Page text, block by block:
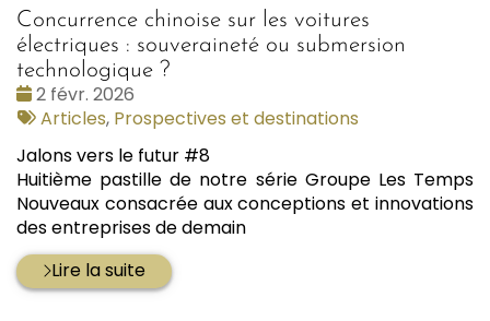
Concurrence chinoise sur les voitures
électriques : souveraineté ou submersion
technologique ?
Date
:
2 févr. 2026
Tags
Articles, Prospectives et destinations
Jalons vers le futur #8
Huitième pastille de notre série Groupe Les Temps
Nouveaux consacrée aux conceptions et innovations
des entreprises de demain
Lire la suite